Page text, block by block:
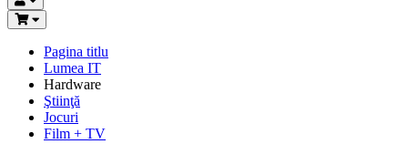
Pagina titlu
Lumea IT
Hardware
Ştiinţă
Jocuri
Film + TV